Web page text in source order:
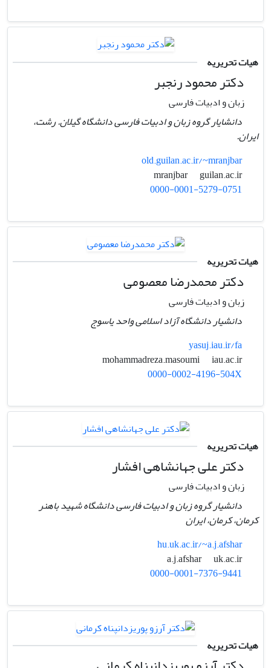
هیات تحریریه
دکتر محمود رنجبر
زبان و ادبیات فارسی
دانشایار گروه زبان و ادبیات فارسی دانشگاه گیلان. رشت،
ایران.
old.guilan.ac.ir/~mranjbar
mranjbar
guilan.ac.ir
0000-0001-5279-0751
هیات تحریریه
دکتر محمدرضا معصومی
زبان و ادبیات فارسی
دانشیار دانشگاه آزاد اسلامی واحد یاسوج
yasuj.iau.ir/fa
mohammadreza.masoumi
iau.ac.ir
0000-0002-4196-504X
هیات تحریریه
دکتر علی جهانشاهی افشار
زبان و ادبیات فارسی
دانشیار گروه زبان و ادبیات فارسی دانشگاه شهید باهنر
کرمان، کرمان، ایران
hu.uk.ac.ir/~a.j.afshar
a.j.afshar
uk.ac.ir
0000-0001-7376-9441
هیات تحریریه